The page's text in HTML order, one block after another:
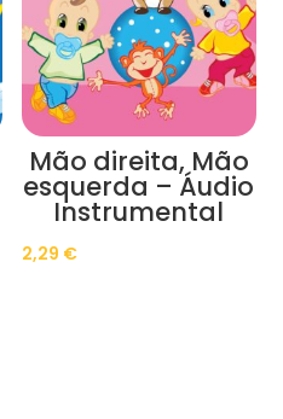
Mão direita, Mão
esquerda – Áudio
Instrumental
2,29 €